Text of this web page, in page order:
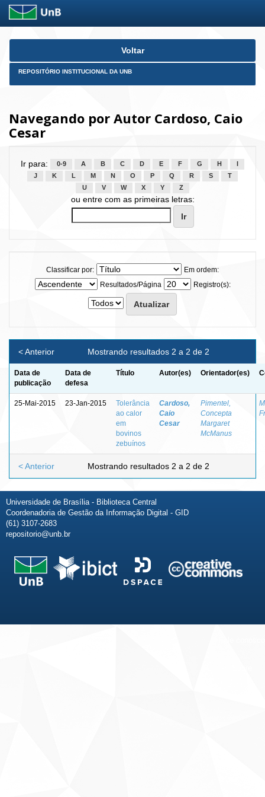
Skip
Voltar
REPOSITÓRIO INSTITUCIONAL DA UNB
Navegando por Autor Cardoso, Caio
Cesar
Ir para: 0-9 A B C D E F G H
J
K L M N O P Q R S
T
U
V W X Y Z
ou entre com as primeiras letras:
Classificar por:
Em ordem:
Resultados/Página
Registro(s):
Mostrando resultados 2 a 2 de 2
< Anterior
Data de
publicação
Data de
defesa
Título Autor(es) Orientador(es)
25-Mai-2015 23-Jan-2015
Tolerância
ao calor
em
bovinos
zebuínos
Cardoso,
Caio
Cesar
Pimentel,
Concepta
Margaret
McManus
Mostrando resultados 2 a 2 de 2
< Anterior
Universidade de Brasília - Biblioteca Central
Coordenadoria de Gestão da Informação Digital - GID
(61) 3107-2683
repositorio@unb.br